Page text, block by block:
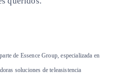
de Essence Group, especializada en
soluciones de teleasistencia